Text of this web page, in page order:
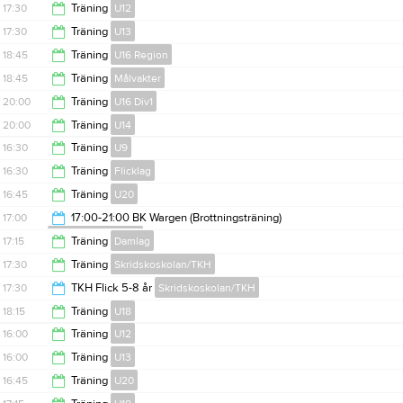
17:15
18:00
17:30 Träning U12
18:30
17:30 Träning U13
18:30
18:45 Träning U16 Region
21:15
18:45 Träning Målvakter
20:00
20:00 Träning U16 Div1
21:15
20:00 Träning U14
21:15
16:30 Träning U9
17:30
16:30 Träning Flicklag
17:30
16:45 Träning U20
18:00
17:00
17:00-21:00 BK Wargen (Brottningsträning)
Fyslokal (Bokning)
21:00
17:15 Träning Damlag
19:45
17:30 Träning Skridskoskolan/TKH
18:30
17:30 TKH Flick 5-8 år Skridskoskolan/TKH
18:30
18:15 Träning U18
19:30
16:00 Träning U12
17:00
16:00 Träning U13
16:45 Träning U20